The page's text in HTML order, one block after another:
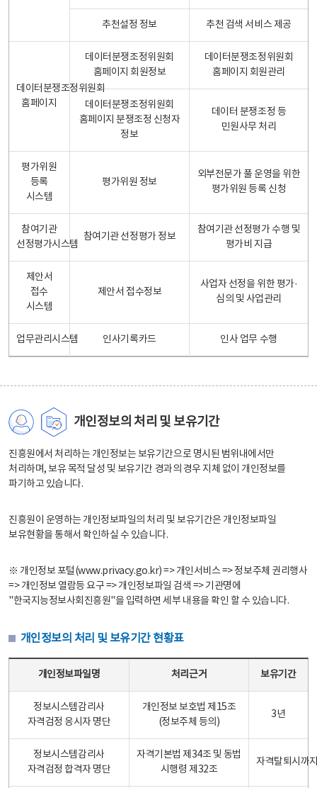
추천설정 정보 추천 검색 서비스 제공
데이터분쟁조정위원회
홈페이지
데이터분쟁조정위원회
홈페이지 회원정보
데이터분쟁조정위원회
홈페이지 회원관리
데이터분쟁조정위원회
홈페이지 분쟁조정 신청자
정보
데이터 분쟁조정 등
민원사무 처리
평가위원
등록
시스템
평가위원 정보
외부전문가 풀 운영을 위한
평가위원 등록 신청
참여기관
선정평가시스템
참여기관 선정평가 정보
참여기관 선정평가 수행 및
평가비 지급
제안서
접수
시스템
제안서 접수정보
사업자 선정을 위한 평가·
심의 및 사업관리
업무관리시스템 인사기록카드 인사 업무 수행
개인정보의 처리 및 보유기간
진흥원에서 처리하는 개인정보는 보유기간으로 명시된 범위내에서만
처리하며, 보유 목적 달성 및 보유기간 경과의 경우 지체 없이 개인정보를
파기하고 있습니다.
진흥원이 운영하는 개인정보파일의 처리 및 보유기간은 개인정보파일
보유현황을 통해서 확인하실 수 있습니다.
※ 개인정보 포털(www.privacy.go.kr) => 개인서비스 => 정보주체 권리행사
=> 개인정보 열람등 요구 => 개인정보파일 검색 => 기관명에
"한국지능정보사회진흥원"을 입력하면 세부 내용을 확인 할 수 있습니다.
개인정보의 처리 및 보유기간 현황표
개인정보파일명 처리근거 보유기간
정보시스템감리사
자격검정 응시자 명단
개인정보 보호법 제15조
(정보주체 등의)
3년
정보시스템감리사
자격검정 합격자 명단
자격기본법 제34조 및 동법
시행령 제32조
자격탈퇴시까